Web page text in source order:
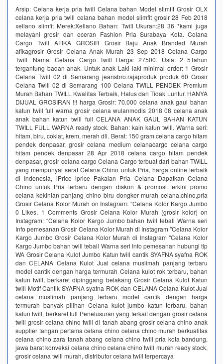
Arsip: Celana kerja pria twill Celana bahan Model slimfit Grosir OLX
celana kerja pria twill celana bahan model slimfit grosir 28 Feb 2018
xellano slimfit Merek:Xellano Bahan: Twill Ukuran:28 36 *kami juga
melayani grosir dan eceran Fashion Pria Surabaya Kota. Celana
Cargo Twill AFIKA GROSIR Grosir Baju Anak Branded Murah
afikagrosir Grosir Celana Anak Murah 23 Sep 2018 Celana Cargo
Twill. Nama: Celana Cargo Twill Harga: 27500. Usia: 2 5Tahun
tergantung badan anak. Untuk anak Laki laki minimal order: 1 Grosir
Celana Twill 02 di Semarang jeansbro.rajaproduk produk 60 Grosir
Celana Twill 02 di Semarang 100 Celana TWILL PENDEK Premium
Murah Bahan TWILL Kwalitas Terbaik, Halus dan Tidak Luntur. HANYA
DIJUAL GROSIRAN !!! harga Grosir: 70.000 celana anak gaul bahan
katun twill full warna grosir celana wulanmodis 2018 08 celana anak
anak bahan katun twill full CELANA ANAK GAUL BAHAN KATUN
TWILL FULL WARNA ready stock. Bahan: kain katun twill. Warna seri:
hitam, biru, coklat, krem, merah dll. Berat: 150 gram celana cargo hitam
pendek denpasar, grosir celana medium celanacargo celana cargo
hitam pendek denpasar 28 Apr 2018 celana cargo hitam pendek
denpasar, grosir celana cargo Celana Cargo terbuat dari bahan TWILL
yang mempunyai serat Celana Chino untuk Pria, harga online terbaik
di Indonesia, iPrice iprice Pakaian Pria Celana Dapatkan Celana
Chino untuk Pria terbaru dengan diskon & promosi terkini promo
celana kekinian panjang chino biru dongker murah celana,chino,pria
Grosir Celana Kolor Murah on Instagram: “Celana Kolor Kargo Jumbo
0 Likes, 1 Comments Grosir Celana Kolor Murah (grosir kolor) on
Instagram: “Celana Kolor Kargo Jumbo bahan twill teball Warna seri
Info pemesanan Grosir Celana Kolor Murah di Instagram "Celana Kolor
Kargo Jumbo Grosir Celana Kolor Murah di Instagram "Celana Kolor
Kargo Jumbo bahan twill teball Warna seri Info pemesanan hubungi tlp
WA Grosir Celana Kulot Jumbo Katun twill cantik SYAFNA syafna ROK
dan CELANA Celana Kulot Jual celana muslimah panjang terbaru
model cantik dengan harga termurah Celana kulot rok terbaru, bahan
katun twill, berkaret dipinggang belakang Grosir Celana Kulot Katun
twill Motif Cantik SYAFNA syafna ROK dan CELANA Celana Kulot Jual
celana muslimah panjang terbaru model cantik dengan harga
termurah banyak pilihan Celana kulot jumbo katun terbaru, bahan
katun twill, berkaret full Penelusuran yang terkait dengan grosir celana
twill grosir celana chino twill di tanah abang grosir celana chino anak
supplier tangan pertama celana chino celana chino murah berkualitas
celana chino zara tanah abang celana chino twill pria kota bandung,
jawa barat konveksi celana chino celana chino twill murah ready stock,
grosir celana twill murah, distributor celana twill terpercaya